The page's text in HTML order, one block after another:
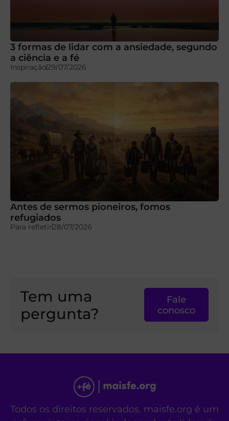
3 formas de lidar com a ansiedade, segundo
a ciência e a fé
Inspiração29/07/2026
Antes de sermos pioneiros, fomos
refugiados
Para refletir28/07/2026
Tem uma
pergunta?
Fale
conosco
Todos os direitos reservados. maisfe.org é um